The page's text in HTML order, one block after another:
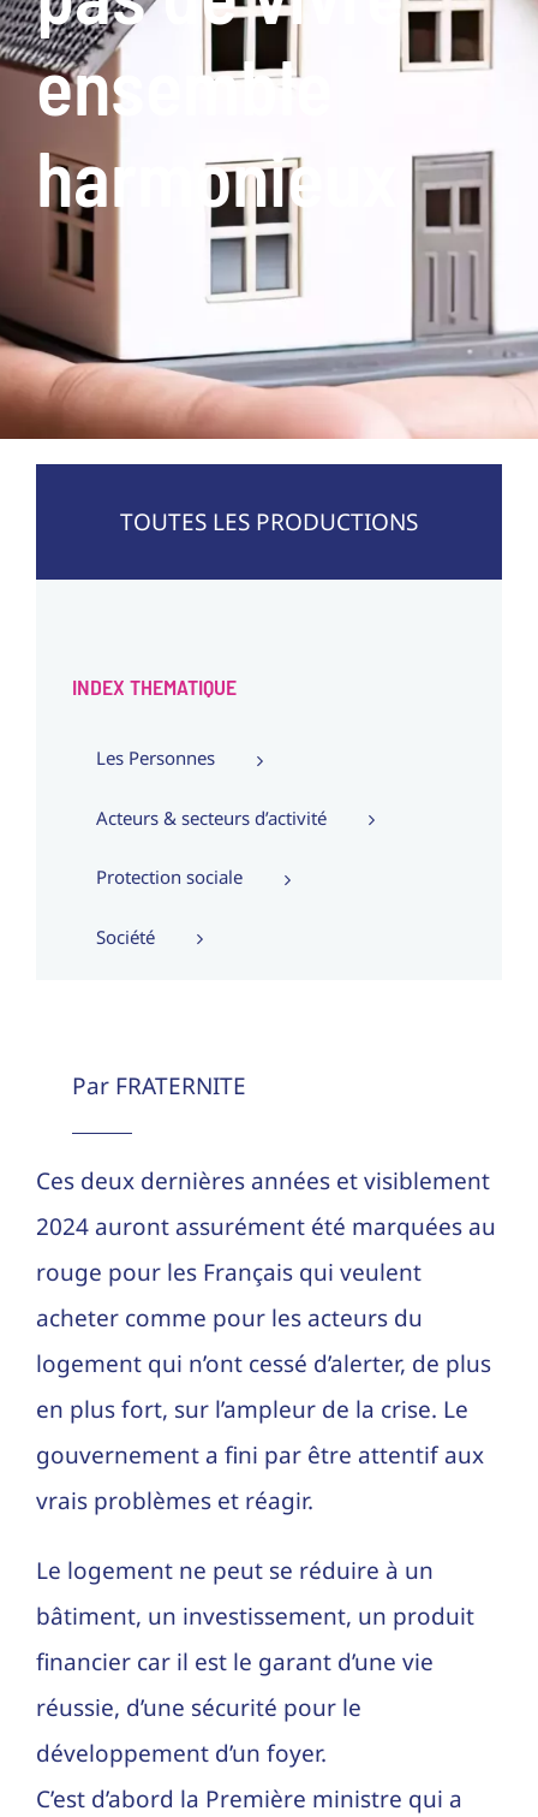
ensemble
harmonieux
Par FRATERNITE
Ces deux dernières années et visiblement
2024 auront assurément été marquées au
rouge pour les Français qui veulent
acheter comme pour les acteurs du
logement qui n’ont cessé d’alerter, de plus
en plus fort, sur l’ampleur de la crise. Le
gouvernement a fini par être attentif aux
vrais problèmes et réagir.
Le logement ne peut se réduire à un
bâtiment, un investissement, un produit
financier car il est le garant d’une vie
réussie, d’une sécurité pour le
développement d’un foyer.
C’est d’abord la Première ministre qui a
TOUTES LES PRODUCTIONS
INDEX THEMATIQUE
Les Personnes
Acteurs & secteurs d’activité
Protection sociale
Société